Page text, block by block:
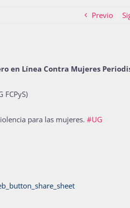
Previo
en Línea Contra Mujeres
FCPyS)
para las mujeres. #UG